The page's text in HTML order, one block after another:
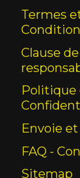
Termes
Clause
Politique
Envoie
FAQ -
Sitemap